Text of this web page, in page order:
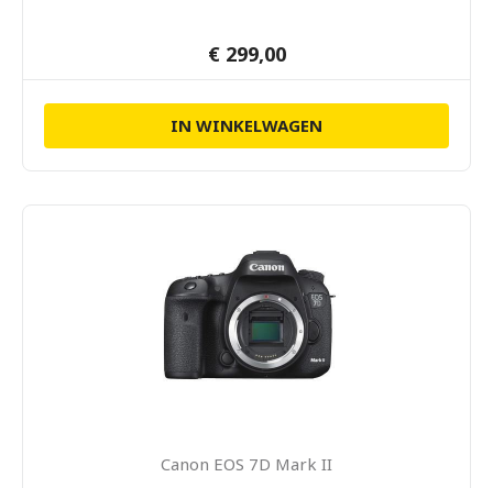
€ 299,00
IN WINKELWAGEN
Canon EOS 7D Mark II